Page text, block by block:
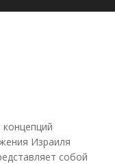
Израиля
собой